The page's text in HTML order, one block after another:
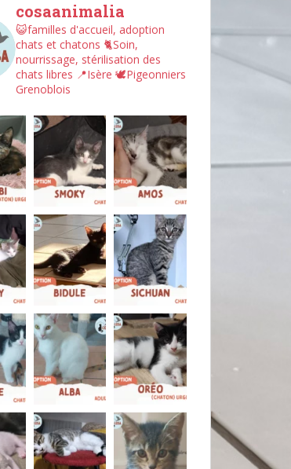
cosaanimalia
😺familles d'accueil, adoption
chats et chatons 🐈Soin,
nourrissage, stérilisation des
chats libres 📍Isère 🕊︎Pigeonniers
Grenoblois